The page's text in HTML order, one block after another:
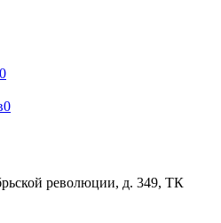
0
0
революции, д. 349, ТК